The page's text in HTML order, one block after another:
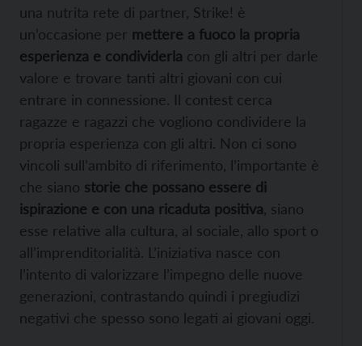
una nutrita rete di partner, Strike! è
un’occasione per mettere a fuoco la propria
esperienza e condividerla con gli altri per darle
valore e trovare tanti altri giovani con cui
entrare in connessione. Il contest cerca
ragazze e ragazzi che vogliono condividere la
propria esperienza con gli altri. Non ci sono
vincoli sull’ambito di riferimento, l’importante è
che siano storie che possano essere di
ispirazione e con una ricaduta positiva , siano
esse relative alla cultura, al sociale, allo sport o
all’imprenditorialità. L’iniziativa nasce con
l’intento di valorizzare l’impegno delle nuove
generazioni, contrastando quindi i pregiudizi
negativi che spesso sono legati ai giovani oggi.